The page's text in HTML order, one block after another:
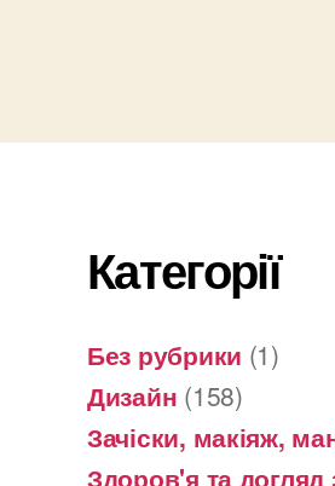
Категорії
Без рубрики (1)
Дизайн (158)
Зачіски, макіяж,
Здоров'я та